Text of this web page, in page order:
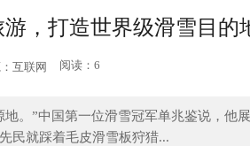
，打造世界级滑雪目的
互联网 阅读：6
地。”中国第一位滑雪冠军单兆鉴说，
民就踩着毛皮滑雪板狩猎...